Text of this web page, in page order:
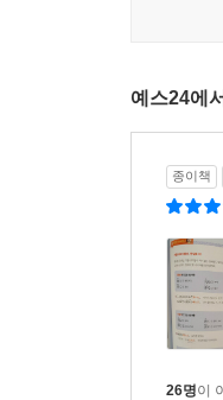
도전하기
4. 과외도
후지이 아
가세요〉
강의보다
★ 베타테
예스24에
종이책
26명이